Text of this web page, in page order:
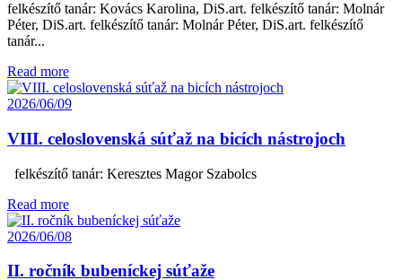
felkészítő tanár: Kovács Karolina, DiS.art. felkészítő tanár: Molnár
Péter, DiS.art. felkészítő tanár: Molnár Péter, DiS.art. felkészítő
tanár...
Read more
2026/06/09
VIII. celoslovenská súťaž na bicích nástrojoch
felkészítő tanár: Keresztes Magor Szabolcs
Read more
2026/06/08
II. ročník bubeníckej súťaže